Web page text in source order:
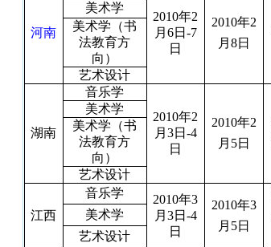
河南
2010年2
月 6日 -7
日
2010年2
月 8日
美术学
美术学（书
法教育方
向）
艺术设计
湖南
音乐学
2010年2
月 3日 -4
日
2010年2
月 5日
美术学
美术学（书
法教育方
向）
艺术设计
江西
音乐学 2010年3
月 3日 -4
日
2010年3
月 5日
美术学
艺术设计